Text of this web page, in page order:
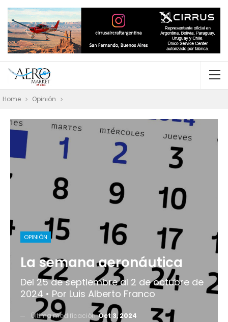
Home Opinión
OPINIÓN
La semana aeronáutica
Del 25 de septiembre al 2 de octubre de
2024 • Por Luis Alberto Franco
Última modificaciónOct 3, 2024